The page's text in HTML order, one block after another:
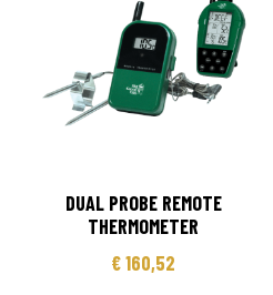
DUAL PROBE REMOTE
THERMOMETER
€160,52